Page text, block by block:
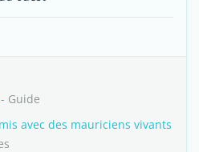
- Guide
avec des mauriciens vivants